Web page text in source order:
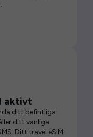
aktivt
ditt befintliga
ditt vanliga
Ditt travel eSIM